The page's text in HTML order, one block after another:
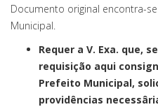
Documento original encontra-
Municipal.
Requer a V. Exa. que,
requisição aqui
Prefeito Municipal,
providências